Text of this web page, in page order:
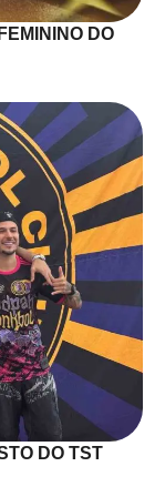
DO
DO TST